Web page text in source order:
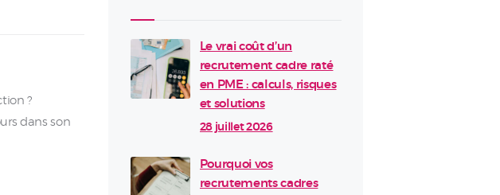
?
dans son
Le vrai coût d’un
recrutement cadre raté
en PME : calculs, risques
et solutions
28 juillet 2026
Pourquoi vos
recrutements cadres